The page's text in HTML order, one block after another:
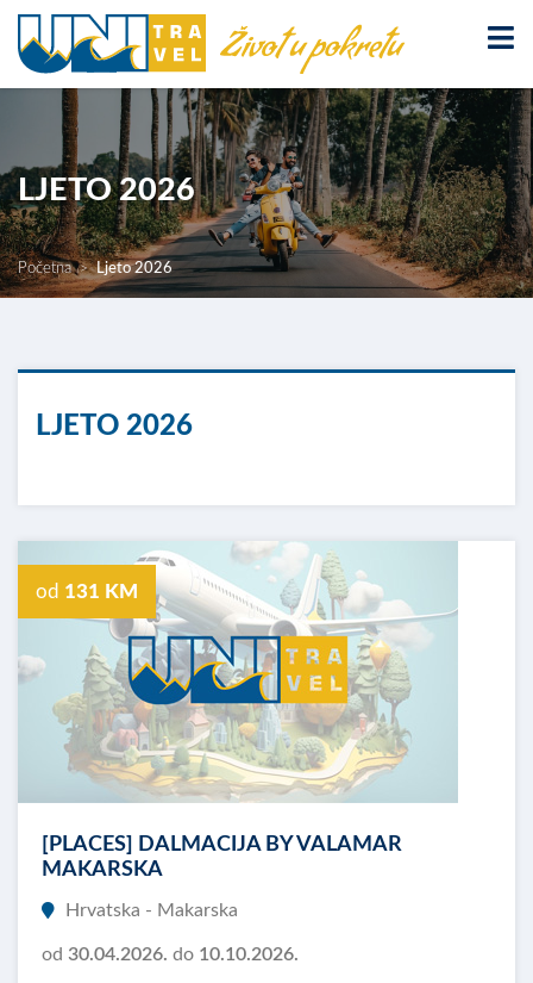
LJETO 2026
Početna Ljeto 2026
LJETO 2026
od 131 KM
[PLACES] DALMACIJA BY VALAMAR
MAKARSKA
Hrvatska - Makarska
od 30.04.2026. do 10.10.2026.